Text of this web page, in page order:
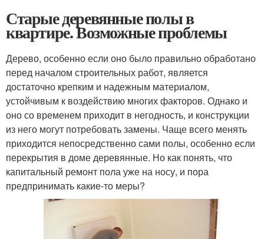
Старые деревянные полы в
квартире. Возможные проблемы
Дерево, особенно если оно было правильно обработано
перед началом строительных работ, является
достаточно крепким и надежным материалом,
устойчивым к воздействию многих факторов. Однако и
оно со временем приходит в негодность, и конструкции
из него могут потребовать замены. Чаще всего менять
приходится непосредственно сами полы, особенно если
перекрытия в доме деревянные. Но как понять, что
капитальный ремонт пола уже на носу, и пора
предпринимать какие-то меры?